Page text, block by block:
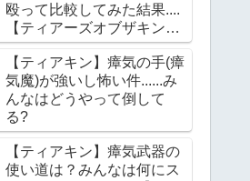
殴って比較してみた結果....
【ティアーズオブザキング
ダム】
【ティアキン】瘴気の手(瘴
気魔)が強いし怖い件......み
んなはどうやって倒して
る?
【ティアキン】瘴気武器の
使い道は？みんなは何にス